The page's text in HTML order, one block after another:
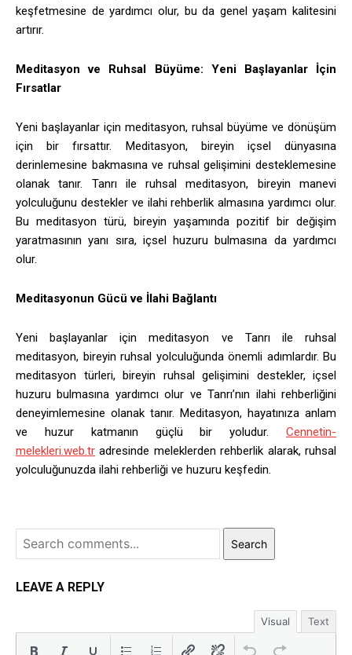
keşfetmesine de yardımcı olur, bu da genel yaşam kalitesini
artırır.
Meditasyon ve Ruhsal Büyüme: Yeni Başlayanlar İçin
Fırsatlar
Yeni başlayanlar için meditasyon, ruhsal büyüme ve dönüşüm
için bir fırsattır. Meditasyon, bireyin içsel dünyasına
derinlemesine bakmasına ve ruhsal gelişimini desteklemesine
olanak tanır. Tanrı ile ruhsal meditasyon, bireyin manevi
yolculuğunu destekler ve ilahi rehberlik almasına yardımcı olur.
Bu meditasyon türü, bireyin yaşamında pozitif bir değişim
yaratmasının yanı sıra, içsel huzuru bulmasına da yardımcı
olur.
Meditasyonun Gücü ve İlahi Bağlantı
Yeni başlayanlar için meditasyon ve Tanrı ile ruhsal
meditasyon, bireyin ruhsal yolculuğunda önemli adımlardır. Bu
meditasyon türleri, bireyin ruhsal gelişimini destekler, içsel
huzuru bulmasına yardımcı olur ve Tanrı’nın ilahi rehberliğini
deneyimlemesine olanak tanır. Meditasyon, hayatınıza anlam
ve huzur katmanın güçlü bir yoludur. Cennetin-
melekleri.web.tr adresinde meleklerden rehberlik alarak, ruhsal
yolculuğunuzda ilahi rehberliği ve huzuru keşfedin.
Search
LEAVE A REPLY
Visual Text